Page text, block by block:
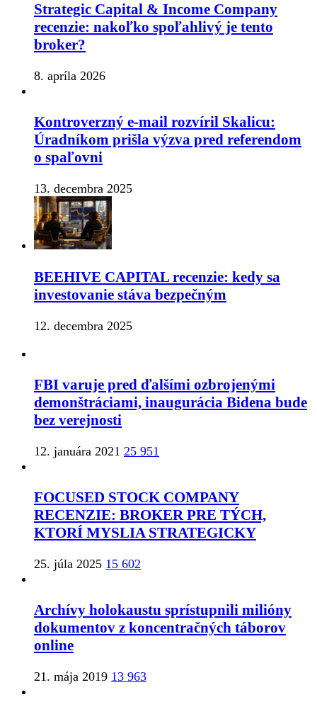
Strategic Capital & Income Company
recenzie: nakoľko spoľahlivý je tento
broker?
8. apríla 2026
Kontroverzný e-mail rozvíril Skalicu:
Úradníkom prišla výzva pred referendom
o spaľovni
13. decembra 2025
BEEHIVE CAPITAL recenzie: kedy sa
investovanie stáva bezpečným
12. decembra 2025
FBI varuje pred ďalšími ozbrojenými
demonštráciami, inaugurácia Bidena bude
bez verejnosti
12. januára 2021 25 951
FOCUSED STOCK COMPANY
RECENZIE: BROKER PRE TÝCH,
KTORÍ MYSLIA STRATEGICKY
25. júla 2025 15 602
Archívy holokaustu sprístupnili milióny
dokumentov z koncentračných táborov
online
21. mája 2019 13 963